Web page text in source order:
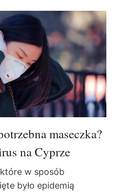
maseczka?
na Cyprze
w sposób
było epidemią